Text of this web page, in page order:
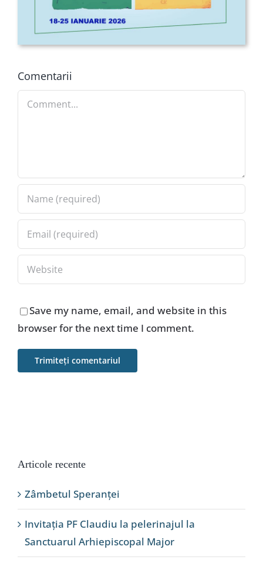
Comentarii
Comment
Save my name, email, and website in this
browser for the next time I comment.
Articole recente
Zâmbetul Speranței
Invitația PF Claudiu la pelerinajul la
Sanctuarul Arhiepiscopal Major